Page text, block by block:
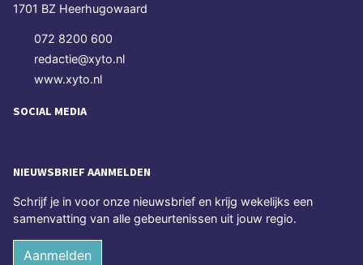
1701 BZ Heerhugowaard
072 8200 600
redactie@xyto.nl
www.xyto.nl
SOCIAL MEDIA
NIEUWSBRIEF AANMELDEN
Schrijf je in voor onze nieuwsbrief en krijg wekelijks een
samenvatting van alle gebeurtenissen uit jouw regio.
Aanmelden